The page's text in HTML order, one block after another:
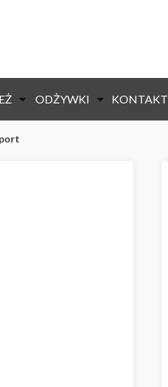
ODŻYWKI KONTAKT